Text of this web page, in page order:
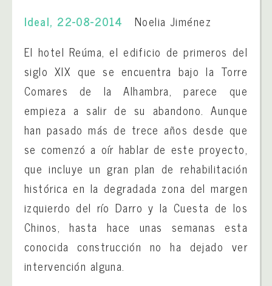
Ideal, 22-08-2014
Noelia Jiménez
El hotel Reúma, el edificio de primeros del
siglo XIX que se encuentra bajo la Torre
Comares de la Alhambra, parece que
empieza a salir de su abandono. Aunque
han pasado más de trece años desde que
se comenzó a oír hablar de este proyecto,
que incluye un gran plan de rehabilitación
histórica en la degradada zona del margen
izquierdo del río Darro y la Cuesta de los
Chinos, hasta hace unas semanas esta
conocida construcción no ha dejado ver
intervención alguna.